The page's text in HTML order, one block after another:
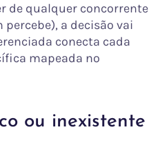
de qualquer concorrente
a decisão vai
conecta cada
mapeada no
ou inexistente